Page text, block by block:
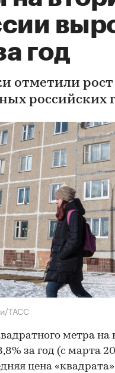
год
отметили
российских
ТАСС
метра
за год (с марта
цена